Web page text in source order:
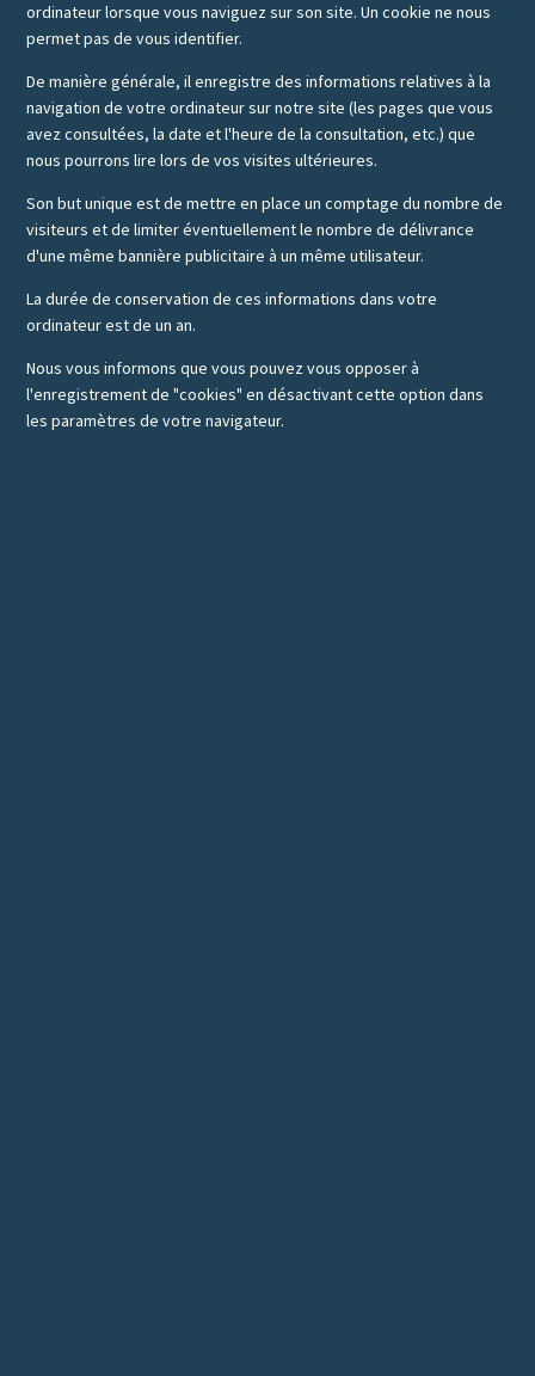
ordinateur lorsque vous naviguez sur son site. Un cookie ne nous
permet pas de vous identifier.
De manière générale, il enregistre des informations relatives à la
navigation de votre ordinateur sur notre site (les pages que vous
avez consultées, la date et l'heure de la consultation, etc.) que
nous pourrons lire lors de vos visites ultérieures.
Son but unique est de mettre en place un comptage du nombre de
visiteurs et de limiter éventuellement le nombre de délivrance
d'une même bannière publicitaire à un même utilisateur.
La durée de conservation de ces informations dans votre
ordinateur est de un an.
Nous vous informons que vous pouvez vous opposer à
l'enregistrement de "cookies" en désactivant cette option dans
les paramètres de votre navigateur.